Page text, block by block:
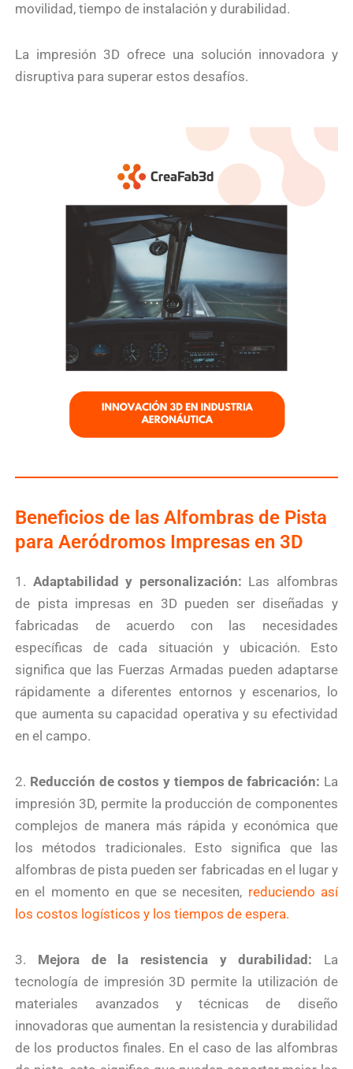
movilidad, tiempo de instalación y durabilidad.
La impresión 3D ofrece una solución innovadora y
disruptiva para superar estos desafíos.
Beneficios de las Alfombras de Pista
para Aeródromos Impresas en 3D
1. Adaptabilidad y personalización: Las alfombras
de pista impresas en 3D pueden ser diseñadas y
fabricadas de acuerdo con las necesidades
específicas de cada situación y ubicación. Esto
significa que las Fuerzas Armadas pueden adaptarse
rápidamente a diferentes entornos y escenarios, lo
que aumenta su capacidad operativa y su efectividad
en el campo.
2. Reducción de costos y tiempos de fabricación: La
impresión 3D, permite la producción de componentes
complejos de manera más rápida y económica que
los métodos tradicionales. Esto significa que las
alfombras de pista pueden ser fabricadas en el lugar y
en el momento en que se necesiten, reduciendo así
los costos logísticos y los tiempos de espera.
3. Mejora de la resistencia y durabilidad: La
tecnología de impresión 3D permite la utilización de
materiales avanzados y técnicas de diseño
innovadoras que aumentan la resistencia y durabilidad
de los productos finales. En el caso de las alfombras